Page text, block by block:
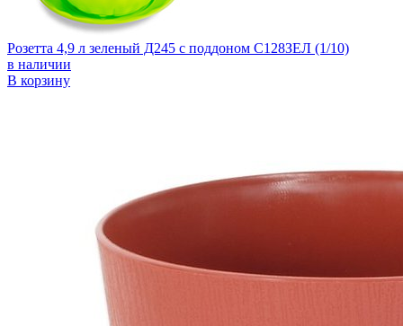
Розетта 4,9 л зеленый Д245 с поддоном С128ЗЕЛ (1/10)
в наличии
В корзину